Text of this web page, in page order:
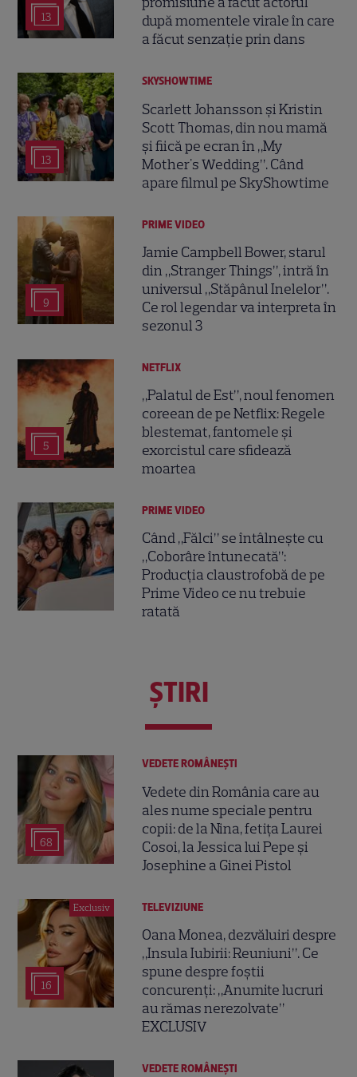
13
după momentele virale în care
a făcut senzație prin dans
13
SKYSHOWTIME
Scarlett Johansson și Kristin
Scott Thomas, din nou mamă
și fiică pe ecran în „My
Mother's Wedding”. Când
apare filmul pe SkyShowtime
9
PRIME VIDEO
Jamie Campbell Bower, starul
din „Stranger Things”, intră în
universul „Stăpânul Inelelor”.
Ce rol legendar va interpreta în
sezonul 3
5
NETFLIX
„Palatul de Est”, noul fenomen
coreean de pe Netflix: Regele
blestemat, fantomele și
exorcistul care sfidează
moartea
PRIME VIDEO
Când „Fălci” se întâlnește cu
„Coborâre întunecată”:
Producția claustrofobă de pe
Prime Video ce nu trebuie
ratată
ŞTIRI
68
VEDETE ROMÂNEŞTI
Vedete din România care au
ales nume speciale pentru
copii: de la Nina, fetița Laurei
Cosoi, la Jessica lui Pepe și
Josephine a Ginei Pistol
Exclusiv
16
TELEVIZIUNE
Oana Monea, dezvăluiri despre
„Insula Iubirii: Reuniuni”. Ce
spune despre foștii
concurenți: „Anumite lucruri
au rămas nerezolvate”
EXCLUSIV
VEDETE ROMÂNEŞTI